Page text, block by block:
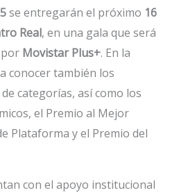
se entregarán el próximo 16
Real, en una gala que será
Movistar Plus+. En la
conocer también los
categorías, así como los
el Premio al Mejor
Plataforma y el Premio del
con el apoyo institucional